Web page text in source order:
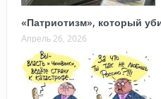
«Патриотизм», который
Апрель 26, 2026